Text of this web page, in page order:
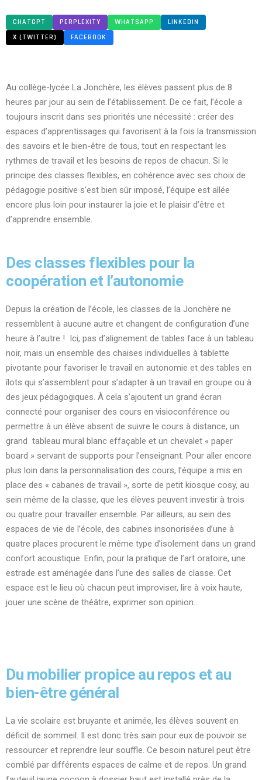
CHATGPT PERPLEXITY WHATSAPP
LINKEDIN
X (TWITTER)
FACEBOOK
Au collège-lycée La Jonchère, les élèves passent plus de 8
heures par jour au sein de l’établissement. De ce fait, l’école a
toujours inscrit dans ses priorités une nécessité : créer des
espaces d’apprentissages qui favorisent à la fois la transmission
des savoirs et le bien-être de tous, tout en respectant les
rythmes de travail et les besoins de repos de chacun. Si le
principe des classes flexibles, en cohérence avec ses choix de
pédagogie positive s’est bien sûr imposé, l’équipe est allée
encore plus loin pour instaurer la joie et le plaisir d’être et
d’apprendre ensemble.
Des classes flexibles pour la
coopération et l’autonomie
Depuis la création de l’école, les classes de la Jonchère ne
ressemblent à aucune autre et changent de configuration d’une
heure à l’autre ! Ici, pas d’alignement de tables face à un tableau
noir, mais un ensemble des chaises individuelles à tablette
pivotante pour favoriser le travail en autonomie et des tables en
îlots qui s’assemblent pour s’adapter à un travail en groupe ou à
des jeux pédagogiques. À cela s’ajoutent un grand écran
connecté pour organiser des cours en visioconférence ou
permettre à un élève absent de suivre le cours à distance, un
grand tableau mural blanc effaçable et un chevalet « paper
board » servant de supports pour l’enseignant. Pour aller encore
plus loin dans la personnalisation des cours, l’équipe a mis en
place des « cabanes de travail », sorte de petit kiosque cosy, au
sein même de la classe, que les élèves peuvent investir à trois
ou quatre pour travailler ensemble. Par ailleurs, au sein des
espaces de vie de l’école, des cabines insonorisées d’une à
quatre places procurent le même type d’isolement dans un grand
confort acoustique. Enfin, pour la pratique de l’art oratoire, une
estrade est aménagée dans l’une des salles de classe. Cet
espace est le lieu où chacun peut improviser, lire à voix haute,
jouer une scène de théâtre, exprimer son opinion…
Du mobilier propice au repos et au
bien-être général
La vie scolaire est bruyante et animée, les élèves souvent en
déficit de sommeil. Il est donc très sain pour eux de pouvoir se
ressourcer et reprendre leur souffle. Ce besoin naturel peut être
comblé par différents espaces de calme et de repos. Un grand